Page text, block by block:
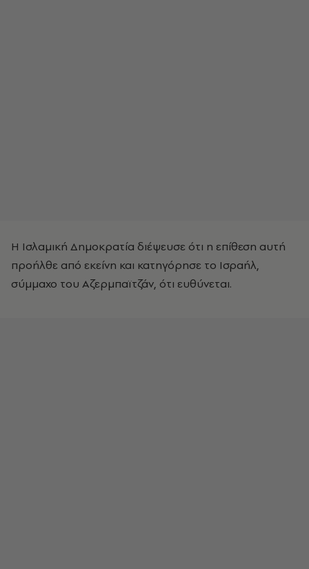
Η Ισλαμική Δημοκρατία διέψευσε ότι η επίθεση αυτή
προήλθε από εκείνη και κατηγόρησε το Ισραήλ,
σύμμαχο του Αζερμπαϊτζάν, ότι ευθύνεται.